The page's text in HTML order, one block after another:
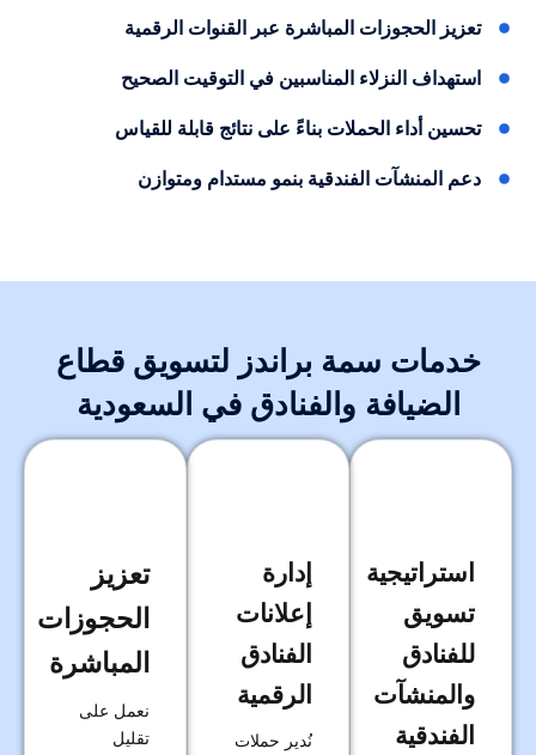
تعزيز الحجوزات المباشرة عبر القنوات الرقمية
استهداف النزلاء المناسبين في التوقيت الصحيح
تحسين أداء الحملات بناءً على نتائج قابلة للقياس
دعم المنشآت الفندقية بنمو مستدام ومتوازن
خدمات سمة براندز لتسويق قطاع
الضيافة والفنادق في السعودية
استراتيجية
تسويق
للفنادق
والمنشآت
الفندقية
إدارة
إعلانات
الفنادق
الرقمية
نُدير حملات
تعزيز
الحجوزات
المباشرة
نعمل على
تقليل